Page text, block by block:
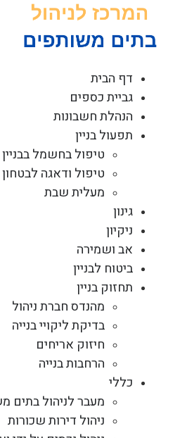
דף הבית
גביית כספים
הנהלת חשבונות
תפעול בניין
טיפול בחשמל
טיפול ודאגה לבטחון
מעלית שבת
גינון
ניקיון
אב ושמירה
ביטוח לבניין
תחזוק בניין
מהנדס חברת ניהול
בדיקת ליקויי בנייה
חיזוק אריחים
הרחבות בנייה
כללי
מעבר לניהול בתים
ניהול דירות שכורות